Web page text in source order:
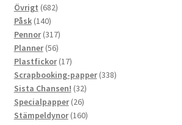
Övrigt 682682
Påsk 140140
produkter
Pennor 317317
produkter
Planner 5656
produkter
Plastfickor 1717
produkter
Scrapbooking-papper 338338
Sista Chansen! 3232
produkter
Specialpapper 2626
produkter
Stämpeldynor 160160